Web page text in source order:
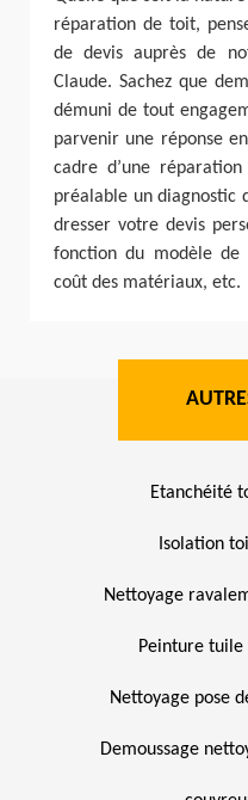
réparation de toit,
de devis auprès de
Claude. Sachez que
démuni de tout
parvenir une réponse
cadre d’une
préalable un diagnostic
dresser votre devis
fonction du modèle
coût des matériaux, etc.
Etanchéité
Isolation
Nettoyage
Peinture
Nettoyage pose
Demoussage